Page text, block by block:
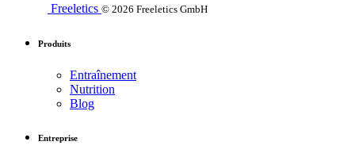
Freeletics © 2026 Freeletics GmbH
Produits
Entraînement
Nutrition
Blog
Entreprise